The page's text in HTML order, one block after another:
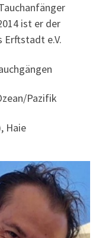
ist er der
Erftstadt e.V.
Pazifik
Haie